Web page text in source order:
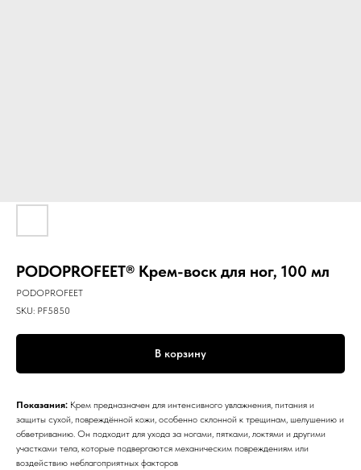
PODOPROFEET® Крем-воск для ног, 100 мл
PODOPROFEET
SKU: PF5850
В корзину
Показания: Крем предназначен для интенсивного увлажнения, питания и
защиты сухой, повреждённой кожи, особенно склонной к трещинам, шелушению и
обветриванию. Он подходит для ухода за ногами, пятками, локтями и другими
участками тела, которые подвергаются механическим повреждениям или
воздействию неблагоприятных факторов